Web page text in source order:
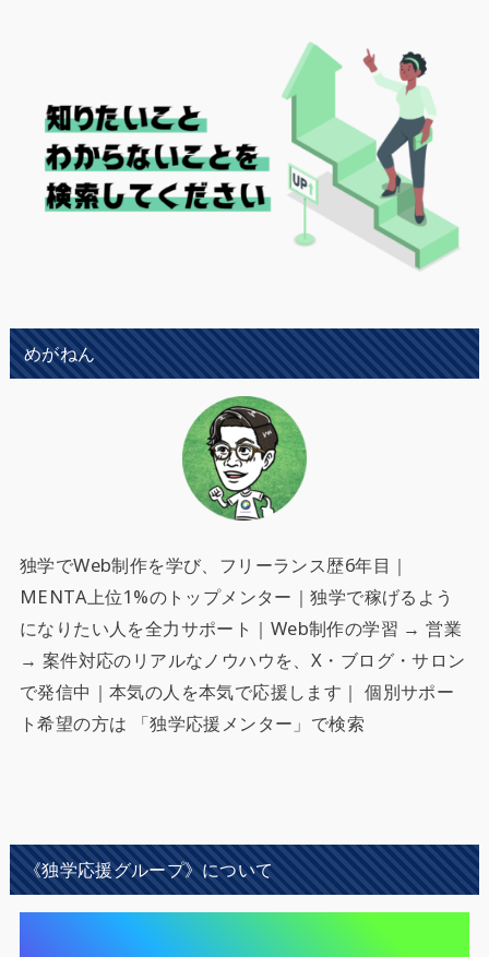
めがねん
独学でWeb制作を学び、フリーランス歴6年目｜
MENTA上位1%のトップメンター｜独学で稼げるよう
になりたい人を全力サポート ｜Web制作の学習 → 営業
→ 案件対応のリアルなノウハウを、X・ブログ・サロン
で発信中｜本気の人を本気で応援します｜ 個別サポー
ト希望の方は 「独学応援メンター」で検索
《独学応援グループ》について